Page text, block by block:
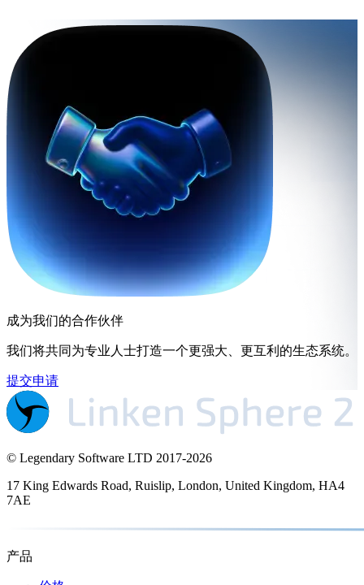
成为我们的合作伙伴
我们将共同为专业人士打造一个更强大、更互利的生态系统。
提交申请
© Legendary Software LTD 2017-2026
17 King Edwards Road, Ruislip, London, United Kingdom, HA4
7AE
产品